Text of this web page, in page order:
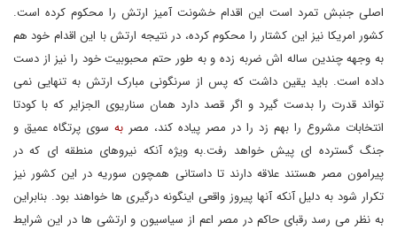
اصلی جنبش تمرد است این اقدام خشونت آمیز ارتش را محکوم کرده است.
کشور امریکا نیز این کشتار را محکوم کرده، در نتیجه ارتش با این اقدام خود هم
به وجهه چندین ساله اش ضربه زده و به طور حتم محبوبیت خود را نیز از دست
داده است. باید یقین داشت که پس از سرنگونی مبارک ارتش به تنهایی نمی
تواند قدرت را بدست گیرد و اگر قصد دارد همان سناریوی الجزایر که با کودتا
انتخابات مشروع را بهم زد را در مصر پیاده کند، مصر به سوی پرتگاه عمیق و
جنگ گسترده ای پیش خواهد رفت.به ویژه آنکه نیروهای منطقه ای که در
پیرامون مصر هستند علاقه دارند تا داستانی همچون سوریه در این کشور نیز
تکرار شود به دلیل آنکه آنها پیروز واقعی اینگونه درگیری ها خواهند بود. بنابراین
به نظر می رسد رقبای حاکم در مصر اعم از سیاسیون و ارتشی ها در این شرایط